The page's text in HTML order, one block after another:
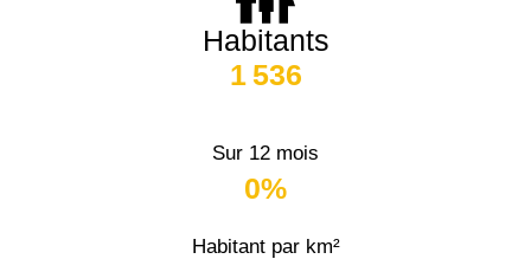
Habitants
1 536
Sur 12 mois
0%
Habitant par km²